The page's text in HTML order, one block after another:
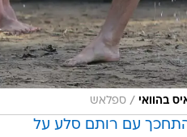
בהוואי / ספלאש
עם רותם סלע על